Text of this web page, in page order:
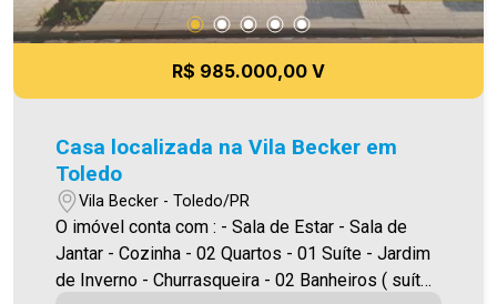
dos preços e imagens. Fotos meramente
ilustrativas Imobiliária Ativa, sinta-se em casa!
R$ 985.000,00 V
Casa localizada na Vila Becker em
Toledo
Vila Becker - Toledo/PR
O imóvel conta com : - Sala de Estar - Sala de
Jantar - Cozinha - 02 Quartos - 01 Suíte - Jardim
de Inverno - Churrasqueira - 02 Banheiros ( suíte